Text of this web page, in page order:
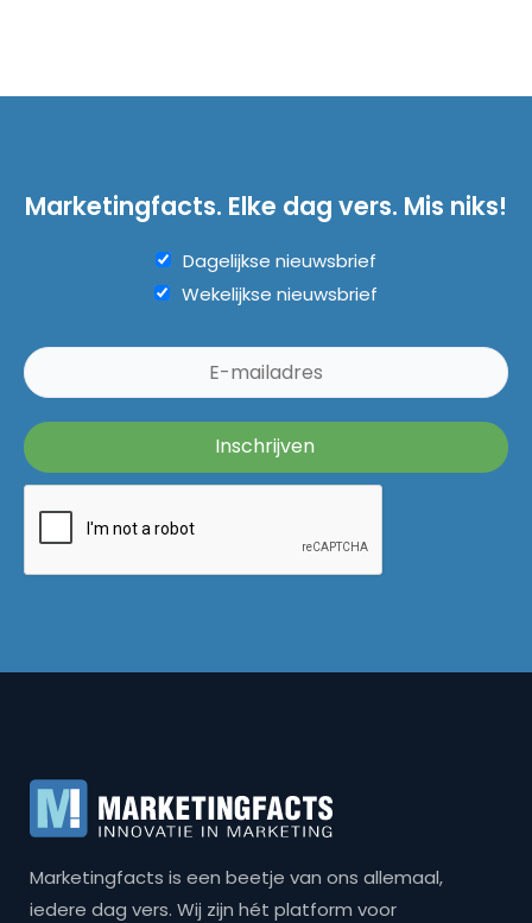
Marketingfacts. Elke dag vers. Mis niks!
Dagelijkse nieuwsbrief
Wekelijkse nieuwsbrief
Marketingfacts is een beetje van ons allemaal,
iedere dag vers. Wij zijn hét platform voor